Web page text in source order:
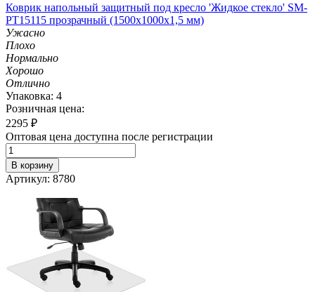
Коврик напольный защитный под кресло 'Жидкое стекло' SM-
PT15115 прозрачный (1500х1000х1,5 мм)
Ужасно
Плохо
Нормально
Хорошо
Отлично
Упаковка: 4
Розничная цена:
2295 ₽
Оптовая цена доступна после регистрации
В корзину
Артикул: 8780